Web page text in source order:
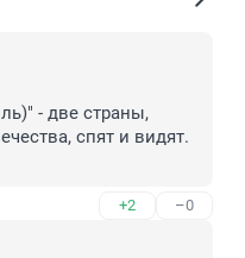
- две страны,
спят и видят.
+2 –0